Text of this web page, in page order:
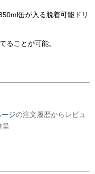
缶が入る脱着可能ドリ
ることが可能。
ジの注文履歴からレビュ
呈